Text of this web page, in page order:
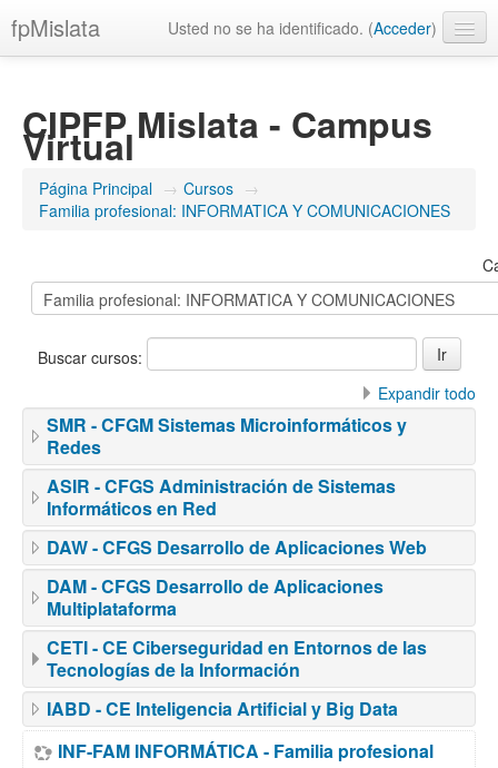
fpMislata Usted no se ha identificado. (Acceder)
CIPFP Mislata - Campus
Virtual
Página Principal → Cursos →
Familia profesional: INFORMATICA Y COMUNICACIONES
Buscar cursos:
Expandir todo
SMR - CFGM Sistemas Microinformáticos y
Redes
ASIR - CFGS Administración de Sistemas
Informáticos en Red
DAW - CFGS Desarrollo de Aplicaciones Web
DAM - CFGS Desarrollo de Aplicaciones
Multiplataforma
CETI - CE Ciberseguridad en Entornos de las
Tecnologías de la Información
IABD - CE Inteligencia Artificial y Big Data
INF-FAM INFORMÁTICA - Familia profesional